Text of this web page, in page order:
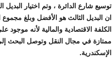
توسيع شارع الدائرة ، وتم اختيار
الكلفة الاقتصادية والمالية لأنه
ممتازة في مجال النقل وتوصل البحث
الإسكندرية.